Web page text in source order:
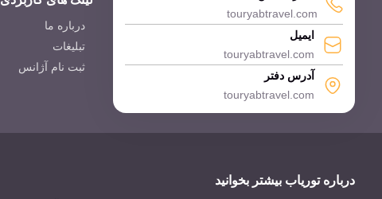
touryabtravel.com
ایمیل
touryabtravel.com
آدرس دفتر
touryabtravel.com
درباره ما
تبلیغات
ثبت نام آژانس
درباره توریاب بیشتر بخوانید